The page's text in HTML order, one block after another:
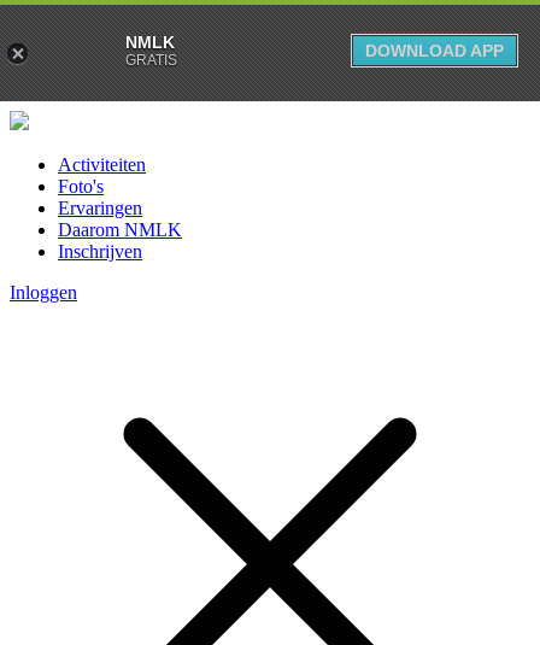
Activiteiten
Foto's
Ervaringen
Daarom NMLK
Inschrijven
Inloggen
NMLK
GRATIS DOWNLOAD APP